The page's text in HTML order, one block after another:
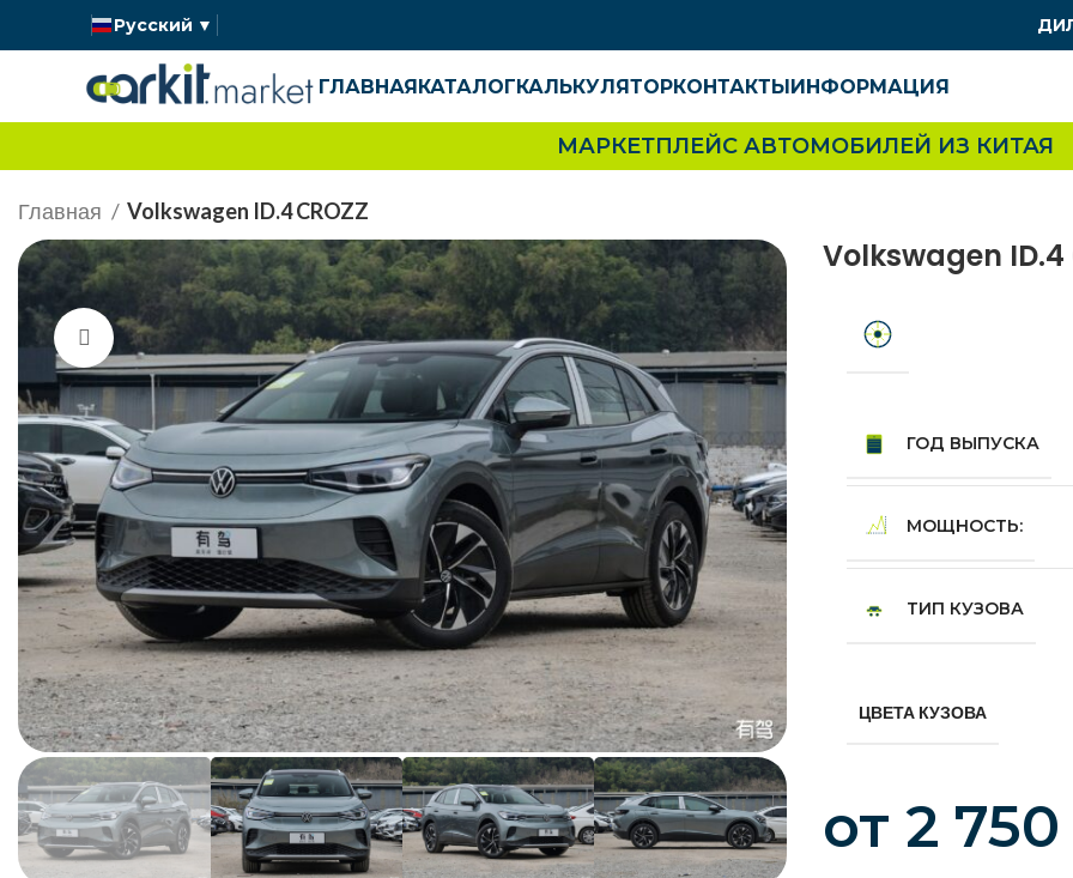
Русский ▼
ГЛАВНАЯКАТАЛОГКАЛЬКУЛЯТОРКОНТАКТЫИНФОРМАЦИЯ
МАРКЕТПЛЕЙС АВТОМОБИЛЕЙ ИЗ КИТАЯ
Главная Volkswagen ID.4 CROZZ
Нажмите, чтобы увеличить
Volkswagen ID.4
ГОД ВЫПУСКА
МОЩНОСТЬ:
ТИП КУЗОВА
ЦВЕТА КУЗОВА
от 2